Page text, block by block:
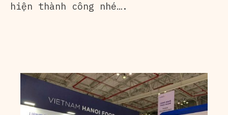
hiện thành công nhé….